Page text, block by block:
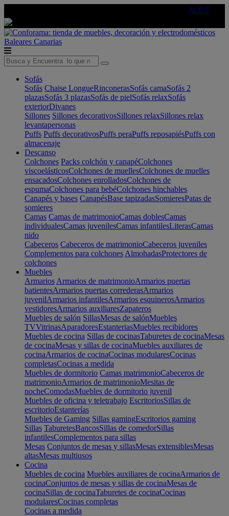
AQUÍ
Baleares Canarias
Sofás
Sofás Chaise LongueRinconerasSofás camaSofás 2
plazasSofás 3 plazasSofás de pielSofás relaxSofás
exteriorDivanes
Sillones Sillones decorativosSillones relaxSillones relax
levantapersonas
Puffs Puffs decorativosPuffs peraPuffs reposapiésPuffs con
almacenaje
Descanso
Colchones Packs colchón y canapéColchones
viscoelásticosColchones de muellesColchones de muelles
ensacadosColchones enrolladosColchones de
espumaColchones para bebéColchones hinchables
Canapés y bases CanapésBase tapizadasSomieresPatas de
somieres
Camas Camas de matrimonioCamas doblesCamas
individualesCamas juvenilesCamas infantilesLiterasCamas
nido
Cabeceros Cabeceros de matrimonioCabeceros juveniles
Complementos para colchones AlmohadasProtectores de
colchones
Muebles
Armarios Armarios de matrimonioArmarios puertas
batientesArmarios puertas correderasArmarios
juvenilArmarios infantilesArmarios esquinerosArmarios
vestidoresArmarios auxiliaresZapateros
Muebles de salón SillasMesas de salónMuebles
TVVitrinasAparadoresEstanteriasMuebles recibidores
Muebles de cocina Sillas de cocinasTaburetes de cocinaMesas
de cocinaMesas y sillas de cocinaMuebles auxiliares de
cocinaArmarios de cocinaCocinas modularesCocinas
completasCocinas a medida
Muebles de dormitorio Camas matrimonioCabeceros de
matrimonioArmarios de matrimonioMesitas de
nocheComodasMuebles de dormitorio juvenil
Muebles de oficina y teletrabajo EscritoriosSillas de
escritorioEstanterías
Muebles de Gaming Sillas gamingEscritorios gaming
Sillas TaburetesBancosSillas de comedorSillas
infantilesComplementos para sillas
Mesas Conjuntos de mesas y sillasMesas extensiblesMesas
altasMesas multiusos
Cocina
Muebles de cocina Muebles auxiliares de cocinaArmarios de
cocinaConjuntos de mesas y sillas de cocinaMesas de
cocinaSillas de cocinaTaburetes de cocinaCocinas
modularesCocinas completas
Cocinas a medida